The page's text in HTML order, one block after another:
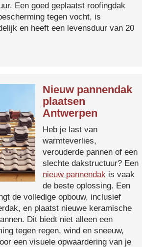
Een goed geplaatst roofingdak
tegen vocht, is
en heeft een levensduur van 20
Nieuw pannendak
plaatsen
Antwerpen
Heb je last van
warmteverlies,
verouderde pannen of een
slechte dakstructuur? Een
nieuw pannendak is vaak
de beste oplossing. Een
de volledige opbouw, inclusief
en plaatst nieuwe keramische
Dit biedt niet alleen een
tegen regen, wind en sneeuw,
een visuele opwaardering van je